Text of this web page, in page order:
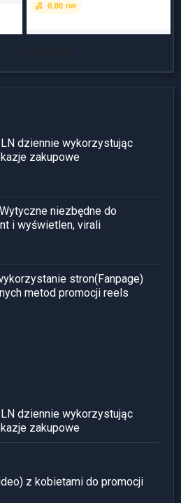
dziennie wykorzystując
zakupowe
niezbędne do
i wyświetlen, virali
stron(Fanpage)
metod promocji reels
dziennie wykorzystując
zakupowe
z kobietami do promocji